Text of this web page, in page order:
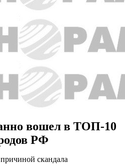
вошел в ТОП-10
РФ
скандала